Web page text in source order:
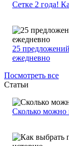
Сетке 2 года!
25
ежедневно
Посмотреть все
Статьи
Сколько можно